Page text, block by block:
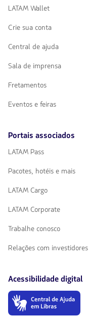
LATAM Wallet
Crie sua conta
Central de ajuda
Sala de imprensa
Fretamentos
Eventos e feiras
Portais associados
LATAM Pass
Pacotes, hotéis e mais
LATAM Cargo
LATAM Corporate
Trabalhe conosco
Relações com investidores
Acessibilidade digital
O
será